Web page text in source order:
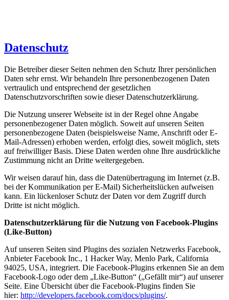
Datenschutz
Die Betreiber dieser Seiten nehmen den Schutz Ihrer persönlichen
Daten sehr ernst. Wir behandeln Ihre personenbezogenen Daten
vertraulich und entsprechend der gesetzlichen
Datenschutzvorschriften sowie dieser Datenschutzerklärung.
Die Nutzung unserer Webseite ist in der Regel ohne Angabe
personenbezogener Daten möglich. Soweit auf unseren Seiten
personenbezogene Daten (beispielsweise Name, Anschrift oder E-
Mail-Adressen) erhoben werden, erfolgt dies, soweit möglich, stets
auf freiwilliger Basis. Diese Daten werden ohne Ihre ausdrückliche
Zustimmung nicht an Dritte weitergegeben.
Wir weisen darauf hin, dass die Datenübertragung im Internet (z.B.
bei der Kommunikation per E-Mail) Sicherheitslücken aufweisen
kann. Ein lückenloser Schutz der Daten vor dem Zugriff durch
Dritte ist nicht möglich.
Datenschutzerklärung für die Nutzung von Facebook-Plugins
(Like-Button)
Auf unseren Seiten sind Plugins des sozialen Netzwerks Facebook,
Anbieter Facebook Inc., 1 Hacker Way, Menlo Park, California
94025, USA, integriert. Die Facebook-Plugins erkennen Sie an dem
Facebook-Logo oder dem „Like-Button“ („Gefällt mir“) auf unserer
Seite. Eine Übersicht über die Facebook-Plugins finden Sie
hier: http://developers.facebook.com/docs/plugins/.